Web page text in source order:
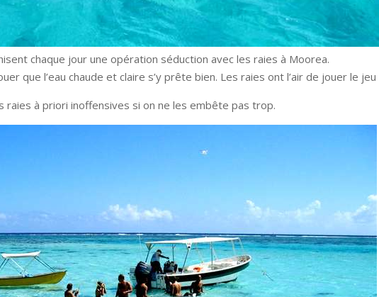
chaque jour une opération séduction avec les raies à Moorea.
que l’eau chaude et claire s’y prête bien. Les raies ont l’air de jouer le jeu
raies à priori inoffensives si on ne les embête pas trop.